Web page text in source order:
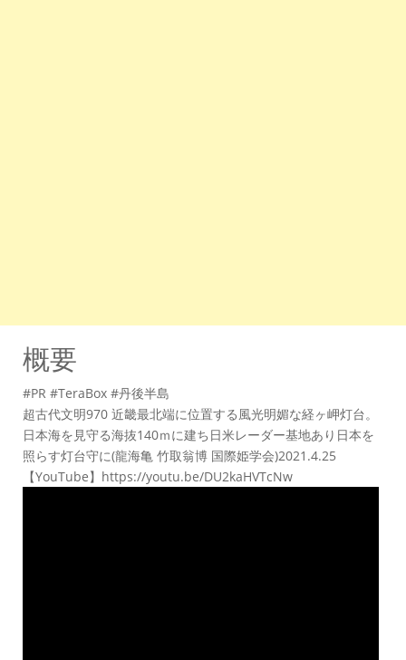
概要
#PR #TeraBox #丹後半島
超古代文明970 近畿最北端に位置する風光明媚な経ヶ岬灯台。
日本海を見守る海抜140ｍに建ち日米レーダー基地あり日本を
照らす灯台守に(龍海亀 竹取翁博 国際姫学会)2021.4.25
【YouTube】https://youtu.be/DU2kaHVTcNw